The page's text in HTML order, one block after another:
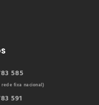
585
fixa nacional)
591